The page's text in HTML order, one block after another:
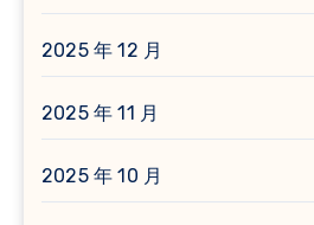
2025 年 12 月
2025 年 11 月
2025 年 10 月